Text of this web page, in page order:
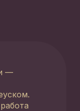
—